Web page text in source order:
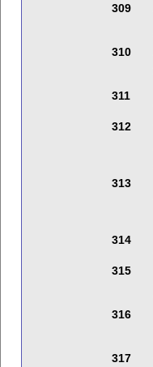
309
310
311
312
313
314
315
316
317